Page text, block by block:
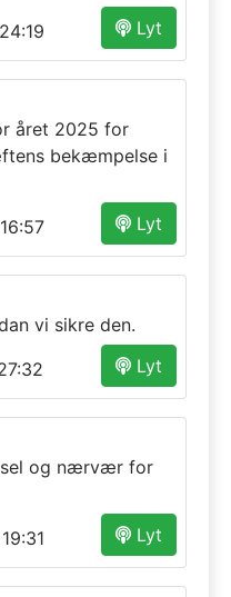
Lyt
24:19
året 2025 for
bekæmpelse i
Lyt
16:57
vi sikre den.
Lyt
og nærvær for
Lyt
19:31